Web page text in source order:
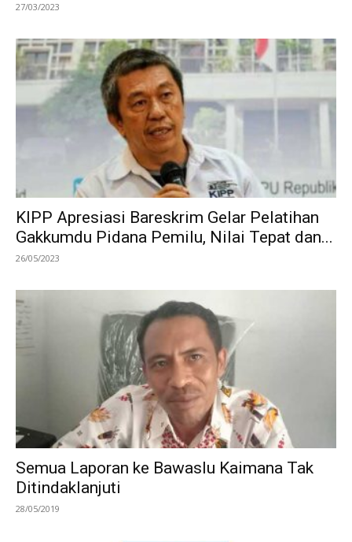
27/03/2023
KIPP Apresiasi Bareskrim Gelar Pelatihan
Gakkumdu Pidana Pemilu, Nilai Tepat dan...
26/05/2023
Semua Laporan ke Bawaslu Kaimana Tak
Ditindaklanjuti
28/05/2019